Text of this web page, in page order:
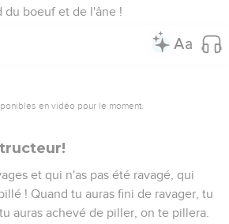
du boeuf et de l'âne !
en vidéo pour le moment.
et qui n'as pas été ravagé, qui
! Quand tu auras fini de ravager, tu
auras achevé de piller, on te pillera.